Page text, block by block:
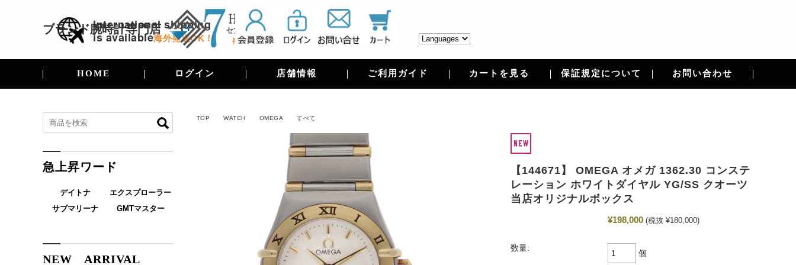
ブランド腕時計専門店
International shipping
is available海外発送OK！
HOME ログイン 店舗情報 ご利用ガイド カートを見る 保証規定について お問い合わせ
TOP WATCH OMEGA すべて
【144671】 OMEGA オメガ 1362.30 コンステ
レーション ホワイトダイヤル YG/SS クオーツ
当店オリジナルボックス
¥198,000 (税抜 ¥180,000)
数量:
個
急上昇ワード
デイトナ
エクスプローラー
サブマリーナ
GMTマスター
NEW ARRIVAL